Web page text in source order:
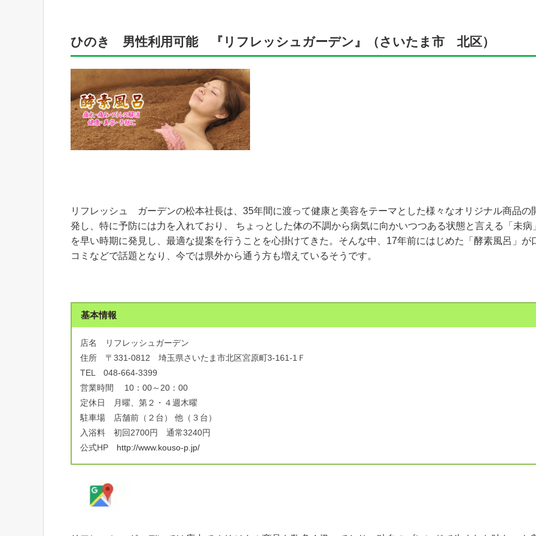
ひのき 男性利用可能 『リフレッシュガーデン』（さいたま市 北区）
リフレッシュ ガーデンの松本社長は、35年間に渡って健康と美容をテーマとした様々なオリジナル商品の
発し、特に予防には力を入れており、 ちょっとした体の不調から病気に向かいつつある状態と言える「未病
を早い時期に発見し、最適な提案を行うことを心掛けてきた。そんな中、17年前にはじめた「酵素風呂」が
コミなどで話題となり、今では県外から通う方も増えているそうです。
基本情報
店名 リフレッシュガーデン
住所 〒331-0812 埼玉県さいたま市北区宮原町3-161-1Ｆ
TEL 048-664-3399
営業時間 10：00～20：00
定休日 月曜、第２・４週木曜
駐車場 店舗前（２台） 他（３台）
入浴料 初回2700円 通常3240円
公式HP http://www.kouso-p.jp/